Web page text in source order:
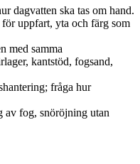
dagvatten ska tas om hand.
uppfart, yta och färg som
med samma
kantstöd, fogsand,
fråga hur
av fog, snöröjning utan